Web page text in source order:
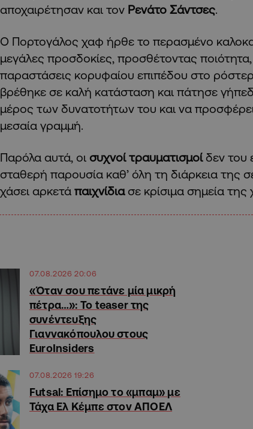
αποχαιρέτησαν και τον Ρενάτο Σάντσες.
Ο Πορτογάλος χαφ ήρθε το περασμένο
μεγάλες προσδοκίες, προσθέτοντας ποιότητα,
παραστάσεις κορυφαίου επιπέδου στο
βρέθηκε σε καλή κατάσταση και πάτησε
μέρος των δυνατοτήτων του και να
μεσαία γραμμή.
Παρόλα αυτά, οι συχνοί τραυματισμοίδεν του
σταθερή παρουσία καθ’ όλη τη διάρκεια της
χάσει αρκετά παιχνίδιασε κρίσιμα σημεία της
07.08.2026 20:06
«Όταν σου πετάνε μία μικρή
πέτρα…»: Το teaser της
συνέντευξης
Γιαννακόπουλου στους
EuroInsiders
07.08.2026 19:26
Futsal: Επίσημο το «μπαμ» με
Τάχα Ελ Κέμπε στον ΑΠΟΕΛ